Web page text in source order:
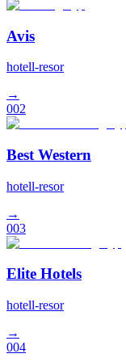
Avis
hotell-resor
→
002
Best Western
hotell-resor
→
003
Elite Hotels
hotell-resor
→
004